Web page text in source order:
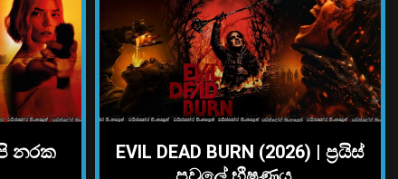
නරක
EVIL DEAD BURN (2026) | ප්‍රයිස්